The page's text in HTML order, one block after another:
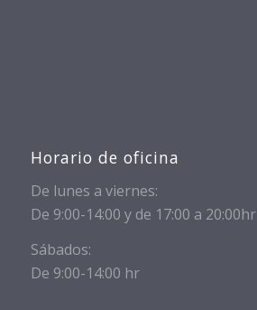
Horario de oficina
De lunes a viernes:
De 9:00-14:00 y de 17:00 a 20:00hr
Sábados:
De 9:00-14:00 hr